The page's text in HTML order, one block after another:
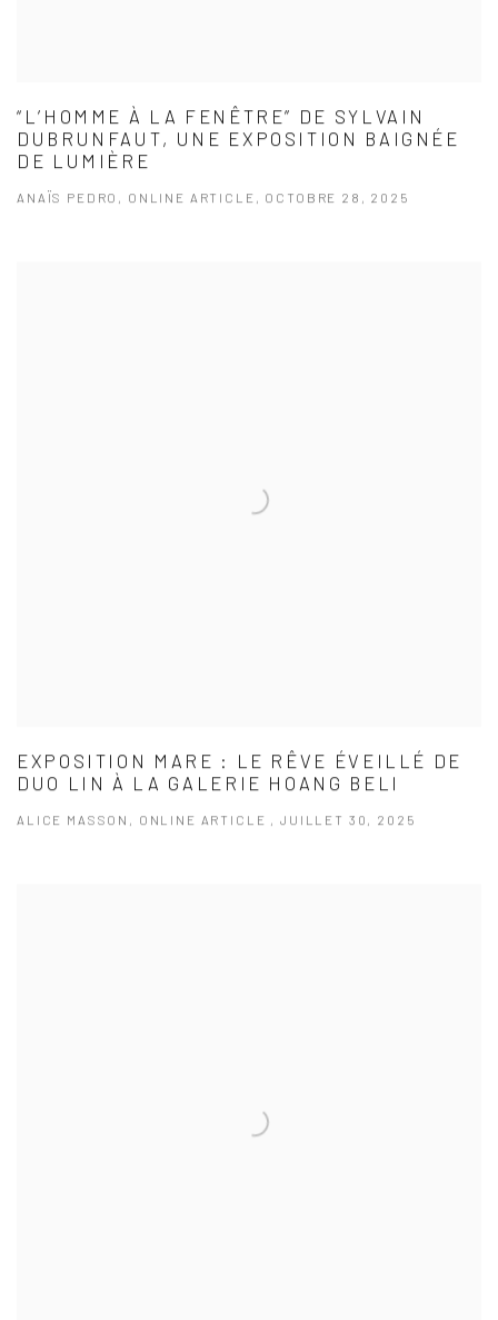
“L’HOMME À LA FENÊTRE” DE SYLVAIN
DUBRUNFAUT, UNE EXPOSITION BAIGNÉE
DE LUMIÈRE
ANAÏS PEDRO, ONLINE ARTICLE, OCTOBRE 28, 2025
EXPOSITION MARE : LE RÊVE ÉVEILLÉ DE
DUO LIN À LA GALERIE HOANG BELI
ALICE MASSON, ONLINE ARTICLE , JUILLET 30, 2025